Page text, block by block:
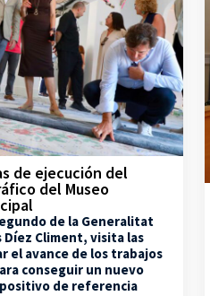
de ejecución del
del Museo
de la Generalitat
Díez Climent, visita las
el avance de los trabajos
conseguir un nuevo
de referencia